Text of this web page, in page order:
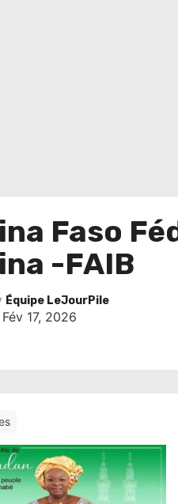
Faso
-FAIB
Équipe LeJourPile
Fév 17, 2026